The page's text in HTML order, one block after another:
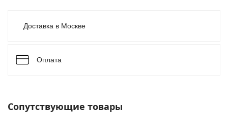
Доставка в Москве
Оплата
Сопутствующие товары